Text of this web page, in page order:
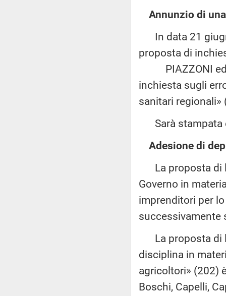
Annunzio di
In data 21
proposta di
PIAZZONI ed
inchiesta sugli
sanitari
Sarà stampata
Adesione di
La proposta di
Governo in
imprenditori per
successivamente
La proposta di
disciplina in
agricoltori» (202)
Boschi, Capelli,